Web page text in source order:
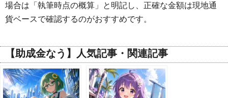
場合は「執筆時点の概算」と明記し、正確な金額は現地通
貨ベースで確認するのがおすすめです。
【助成金なう】人気記事・関連記事